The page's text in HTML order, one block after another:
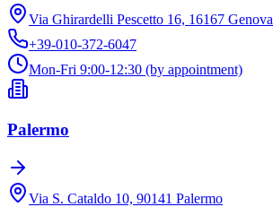
Via Ghirardelli Pescetto 16, 16167 Genova
+39-010-372-6047
Mon-Fri 9:00-12:30 (by appointment)
Palermo
Via S. Cataldo 10, 90141 Palermo